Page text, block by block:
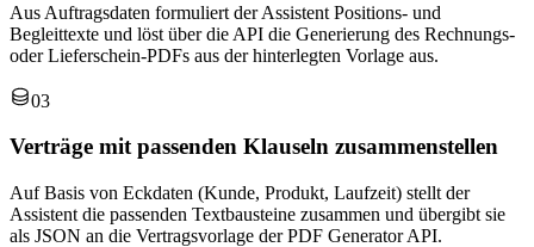
Aus Auftragsdaten formuliert der Assistent Positions- und
Begleittexte und löst über die API die Generierung des Rechnungs-
oder Lieferschein-PDFs aus der hinterlegten Vorlage aus.
03
Verträge mit passenden Klauseln zusammenstellen
Auf Basis von Eckdaten (Kunde, Produkt, Laufzeit) stellt der
Assistent die passenden Textbausteine zusammen und übergibt sie
als JSON an die Vertragsvorlage der PDF Generator API.